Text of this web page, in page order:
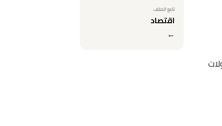
تابع الملف
اقتصاد
←